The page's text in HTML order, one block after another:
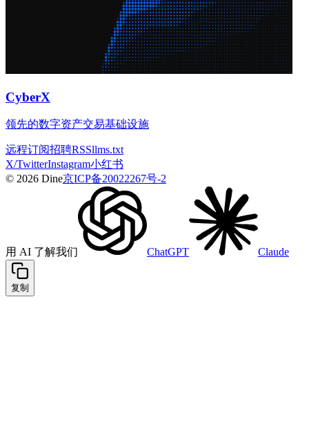
CyberX
领先的数字资产交易基础设施
远程订阅招聘RSSllms.txt
X/TwitterInstagram小红书
© 2026 Dine京ICP备20022267号-2
用 AI 了解我们 ChatGPT Claude
复制